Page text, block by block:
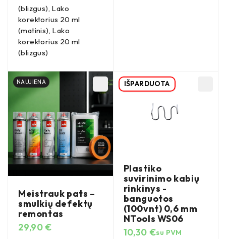
(blizgus), Lako
korektorius 20 ml
(matinis), Lako
korektorius 20 ml
(blizgus)
NAUJIENA
Meistrauk pats –
smulkių defektų
remontas
29,90€
IŠPARDUOTA
Plastiko
suvirinimo kabių
rinkinys -
banguotos
(100vnt) 0,6 mm
NTools WS06
10,30 €su PVM